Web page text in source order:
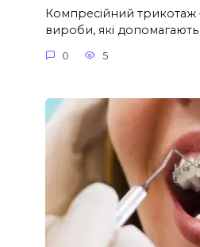
Компресійний
вироби, які допомагають
0 5